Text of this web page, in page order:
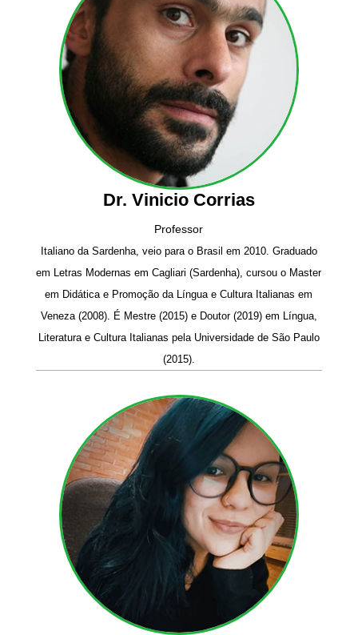
Dr. Vinicio Corrias
Professor
Italiano da Sardenha, veio para o Brasil em 2010. Graduado
em Letras Modernas em Cagliari (Sardenha), cursou o Master
em Didática e Promoção da Língua e Cultura Italianas em
Veneza (2008). É Mestre (2015) e Doutor (2019) em Língua,
Literatura e Cultura Italianas pela Universidade de São Paulo
(2015).